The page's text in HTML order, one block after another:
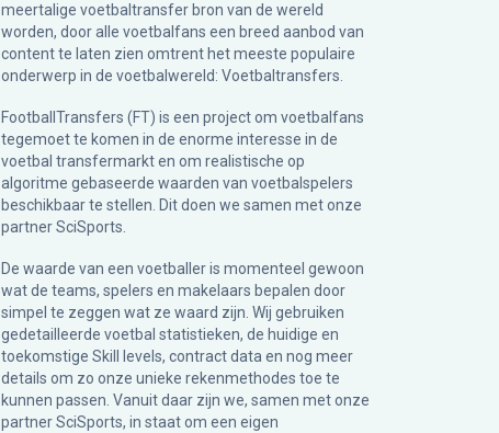
meertalige voetbaltransfer bron van de wereld
worden, door alle voetbalfans een breed aanbod van
content te laten zien omtrent het meeste populaire
onderwerp in de voetbalwereld: Voetbaltransfers.
FootballTransfers (FT) is een project om voetbalfans
tegemoet te komen in de enorme interesse in de
voetbal transfermarkt en om realistische op
algoritme gebaseerde waarden van voetbalspelers
beschikbaar te stellen. Dit doen we samen met onze
partnerSciSports.
De waarde van een voetballer is momenteel gewoon
wat de teams, spelers en makelaars bepalen door
simpel te zeggen wat ze waard zijn. Wij gebruiken
gedetailleerde voetbal statistieken, de huidige en
toekomstige Skill levels, contract data en nog meer
details om zo onze unieke rekenmethodes toe te
kunnen passen. Vanuit daar zijn we, samen met onze
partner SciSports, in staat om een eigen